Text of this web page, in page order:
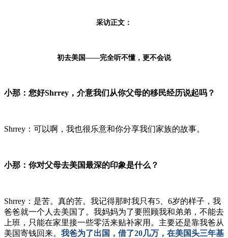
采访正文：
初去美国——完全听不懂，更不会说
小那：您好Shrrey，介意我们从你父母的移民经历说起吗？
Shrrey：可以啊，我也很乐意和你分享我们家族的故事。
小那：你对父母去美国最深的印象是什么？
Shrrey：是苦。真的苦。我记得那时我只有5、6岁的样子，我
爸爸就一个人去美国了。我妈妈为了要照顾我和弟弟，不能去
上班，只能在家里接一些零活来贴补家用。主要还是靠我爸从
美国寄钱回来。 我爸为了出国，借了20几万，在美国头三年基